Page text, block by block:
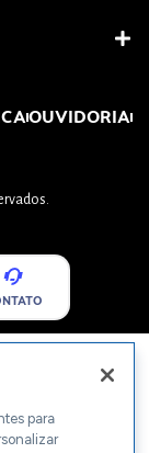
OUVIDORIA
para